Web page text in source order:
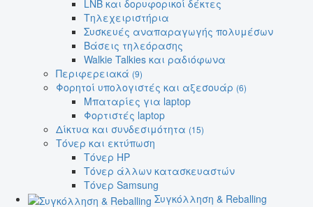
LNB και δορυφορικοί δέκτες
Τηλεχειριστήρια
Συσκευές αναπαραγωγής πολυμέσων
Βάσεις τηλεόρασης
Walkie Talkies και ραδιόφωνα
Περιφερειακά (9)
Φορητοί υπολογιστές και αξεσουάρ (6)
Μπαταρίες για laptop
Φορτιστές laptop
Δίκτυα και συνδεσιμότητα (15)
Τόνερ και εκτύπωση
Τόνερ HP
Τόνερ άλλων κατασκευαστών
Τόνερ Samsung
Συγκόλληση & Reballing